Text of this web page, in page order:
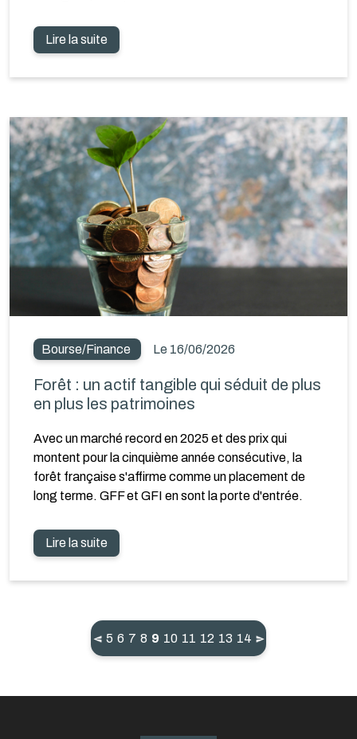
Lire la suite
Bourse/Finance Le 16/06/2026
Forêt : un actif tangible qui séduit de plus
en plus les patrimoines
Avec un marché record en 2025 et des prix qui
montent pour la cinquième année consécutive, la
forêt française s'affirme comme un placement de
long terme. GFF et GFI en sont la porte d'entrée.
Lire la suite
5 6 7 8 9(current)
10 11 12 13 14